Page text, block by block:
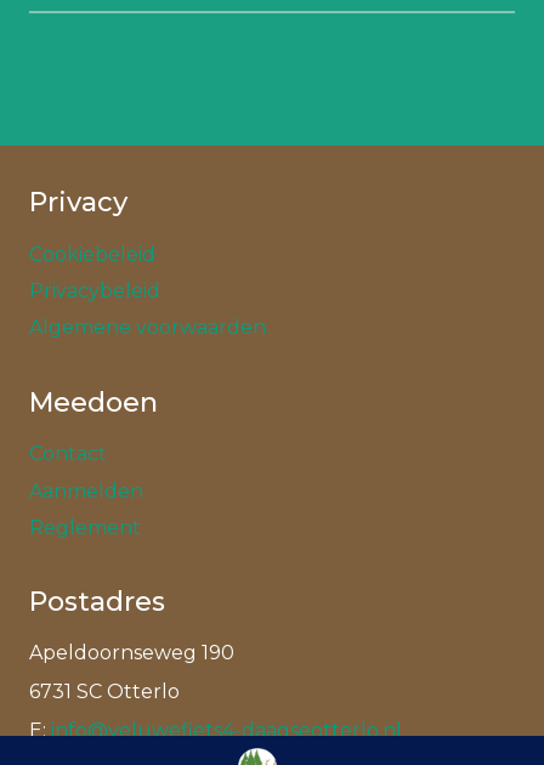
Privacy
Cookiebeleid
Privacybeleid
Algemene voorwaarden
Meedoen
Contact
Aanmelden
Reglement
Postadres
Apeldoornseweg 190
6731 SC Otterlo
E:info@veluwefiets4-daagseotterlo.nl